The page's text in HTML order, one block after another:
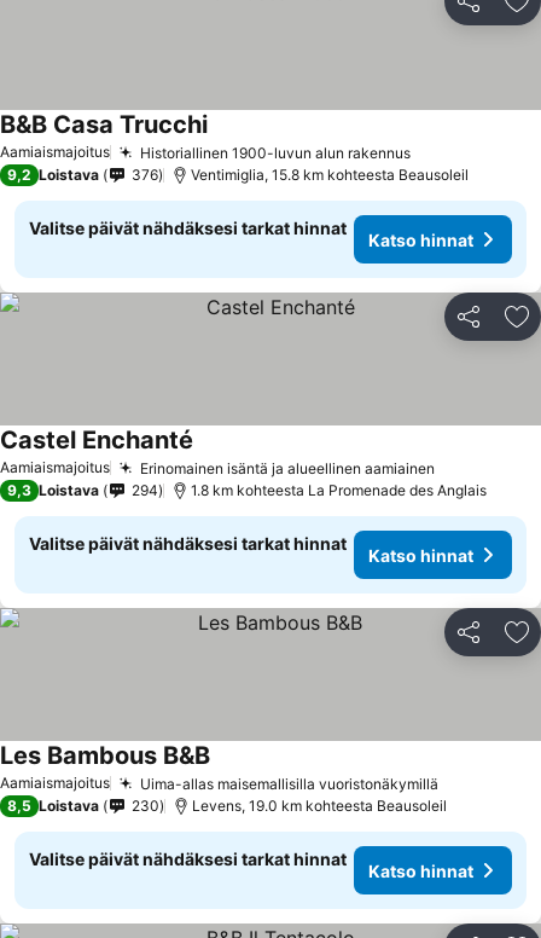
Jaa
Aamiaismajoitus Historiallinen 1900-luvun alun rakennus
B&B Casa Trucchi
9,2 Loistava 376 Ventimiglia, 15.8 km kohteesta Beausoleil
Valitse päivät nähdäksesi tarkat hinnat
Katso hinnat
Jaa
Aamiaismajoitus Erinomainen isäntä ja alueellinen aamiainen
Castel Enchanté
9,3 Loistava 294 1.8 km kohteesta La Promenade des Anglais
Valitse päivät nähdäksesi tarkat hinnat
Katso hinnat
Jaa
Aamiaismajoitus Uima-allas maisemallisilla vuoristonäkymillä
Les Bambous B&B
8,5 Loistava 230 Levens, 19.0 km kohteesta Beausoleil
Valitse päivät nähdäksesi tarkat hinnat
Katso hinnat